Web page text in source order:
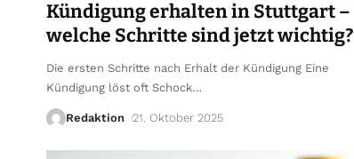
Kündigung erhalten in Stuttgart –
welche Schritte sind jetzt wichtig?
Die ersten Schritte nach Erhalt der Kündigung Eine
Kündigung löst oft Schock…
Redaktion 21. Oktober 2025